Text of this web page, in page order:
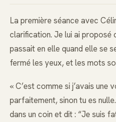
La première séance avec
clarification. Je lui ai proposé
passait en elle quand elle se
fermé les yeux, et les mots
« C’est comme si j’avais une
parfaitement, sinon tu es
dans un coin et dit : “Je suis